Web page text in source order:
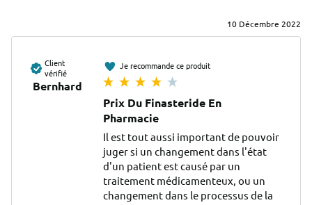
10 Décembre 2022
Client
vérifié
Bernhard
Je recommande ce produit
Prix Du Finasteride En
Pharmacie
Il est tout aussi important de pouvoir
juger si un changement dans l'état
d'un patient est causé par un
traitement médicamenteux, ou un
changement dans le processus de la